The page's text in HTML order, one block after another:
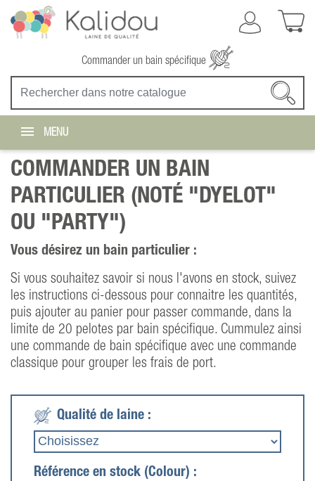
Commander un bain spécifique
MENU
COMMANDER UN BAIN
PARTICULIER (NOTÉ "DYELOT"
OU "PARTY")
Vous désirez un bain particulier :
Si vous souhaitez savoir si nous l'avons en stock, suivez
les instructions ci-dessous pour connaitre les quantités,
puis ajouter au panier pour passer commande, dans la
limite de 20 pelotes par bain spécifique. Cummulez ainsi
une commande de bain spécifique avec une commande
classique pour grouper les frais de port.
Qualité de laine :
Référence en stock (Colour) :